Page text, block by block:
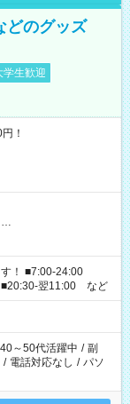
どのグッズ
学生歓迎
！
…
！ ■7:00-24:00
■20:30-翌11:00 など
40～50代活躍中 / 副
/ 電話対応なし / パソ